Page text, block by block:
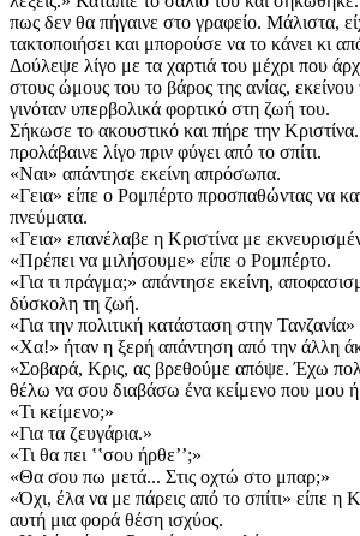
πως δεν θα πήγαινε στο γραφείο. Μάλιστα,
τακτοποιήσει και μπορούσε να το κάνει κι
Δούλεψε λίγο με τα χαρτιά του μέχρι που
στους ώμους του το βάρος της ανίας,
γινόταν υπερβολικά φορτικό στη ζωή του.
Σήκωσε το ακουστικό και πήρε την
προλάβαινε λίγο πριν φύγει από το σπίτι.
«Ναι» απάντησε εκείνη απρόσωπα.
«Γεια» είπε ο Ρομπέρτο προσπαθώντας να
πνεύματα.
«Γεια» επανέλαβε η Κριστίνα με
«Πρέπει να μιλήσουμε» είπε ο Ρομπέρτο.
«Για τι πράγμα;» απάντησε εκείνη,
δύσκολη τη ζωή.
«Για την πολιτική κατάσταση στην
«Χα!» ήταν η ξερή απάντηση από την άλλη
«Σοβαρά, Κρις, ας βρεθούμε απόψε. Έχω
θέλω να σου διαβάσω ένα κείμενο που μου
«Τι κείμενο;»
«Για τα ζευγάρια.»
«Τι θα πει ʽʽσου ήρθεʼʼ;»
«Θα σου πω μετά... Στις οχτώ στο μπαρ;»
«Όχι, έλα να με πάρεις από το σπίτι» είπε η
αυτή μια φορά θέση ισχύος.